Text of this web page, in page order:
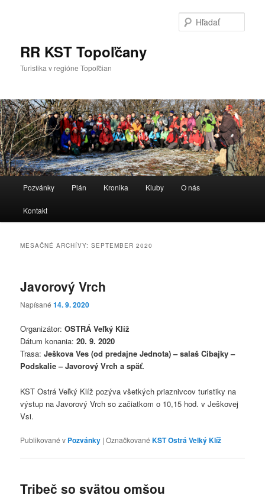
RR KST Topoľčany
Turistika v regióne Topoľčian
Pozvánky Plán Kronika Kluby O nás
Kontakt
MESAČNÉ ARCHÍVY:SEPTEMBER 2020
Javorový Vrch
Napísané14. 9. 2020
Organizátor:OSTRÁ Veľký Klíž
Dátum konania:20. 9. 2020
Trasa:Ješkova Ves (od predajne Jednota) – salaš Cibajky –
Podskalie – Javorový Vrch a späť.
KST Ostrá Veľký Klíž pozýva všetkých priaznivcov turistiky na
výstup na Javorový Vrch so začiatkom o 10,15 hod. v Ješkovej
Vsi.
Publikované v Pozvánky |Označkované KST Ostrá Veľký Klíž
Tribeč so svätou omšou